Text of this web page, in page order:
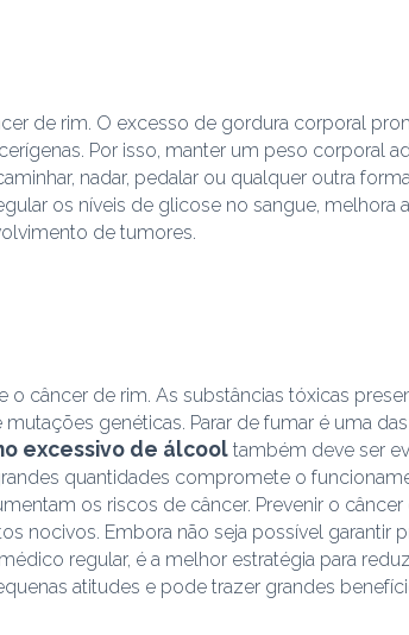
de rim. O excesso de gordura corporal
Por isso, manter um peso corporal
nadar, pedalar ou qualquer outra
os níveis de glicose no sangue, melhora
de tumores.
câncer de rim. As substâncias tóxicas
genéticas. Parar de fumar é uma
excessivo de álcooltambém deve ser
quantidades compromete o
os riscos de câncer. Prevenir o
nocivos. Embora não seja possível garantir
regular, é a melhor estratégia para
atitudes e pode trazer grandes